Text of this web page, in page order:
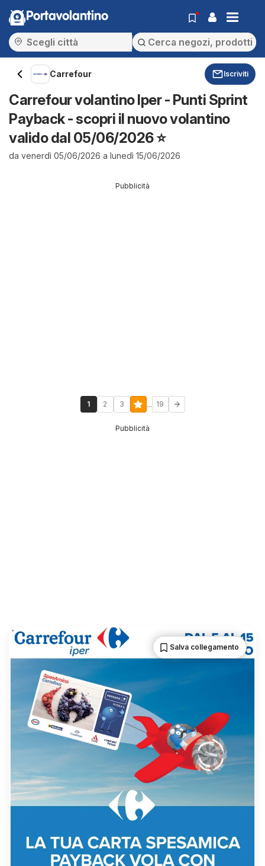
Portavolantino
Carrefour Iscriviti
Carrefour volantino Iper - Punti Sprint
Payback - scopri il nuovo volantino
valido dal 05/06/2026 ⭐️
da venerdì 05/06/2026 a lunedì 15/06/2026
Pubblicità
1 2 3 ... 19
Pubblicità
Salva collegamento